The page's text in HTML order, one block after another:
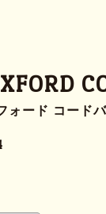
ォード コード